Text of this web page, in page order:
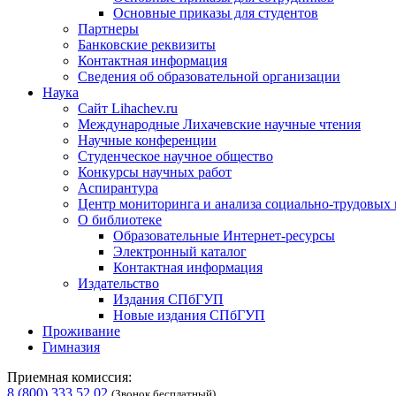
Основные приказы для студентов
Партнеры
Банковские реквизиты
Контактная информация
Сведения об образовательной организации
Наука
Сайт Lihachev.ru
Международные Лихачевские научные чтения
Научные конференции
Студенческое научное общество
Конкурсы научных работ
Аспирантура
Центр мониторинга и анализа социально-трудовых
О библиотеке
Образовательные Интернет-ресурсы
Электронный каталог
Контактная информация
Издательство
Издания СПбГУП
Новые издания СПбГУП
Проживание
Гимназия
Приемная комиссия:
8 (800) 333 52 02